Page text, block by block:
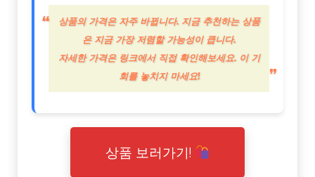
상품의 가격은 자주 바뀝니다. 지금 추천하는 상품
은 지금 가장 저렴할 가능성이 큽니다.
자세한 가격은 링크에서 직접 확인해보세요. 이 기
회를 놓치지 마세요!
상품 보러가기!